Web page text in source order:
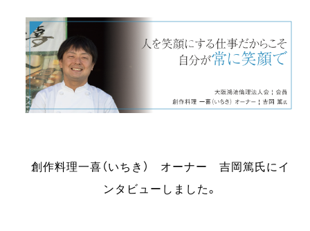
創作料理一喜（いちき） オーナー 吉岡篤氏にイ
ンタビューしました。